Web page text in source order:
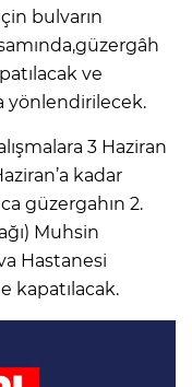
bulvarın
ve
yönlendirilecek.
3 Haziran
kadar
güzergahın 2.
Muhsin
Hastanesi
kapatılacak.